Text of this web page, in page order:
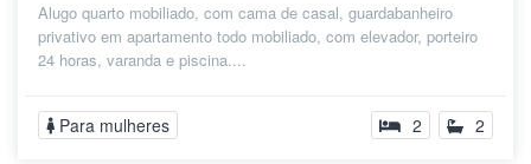
Alugo quarto mobiliado, com cama de casal, guardabanheiro
privativo em apartamento todo mobiliado, com elevador, porteiro
24 horas, varanda e piscina....
Para mulheres 2 2